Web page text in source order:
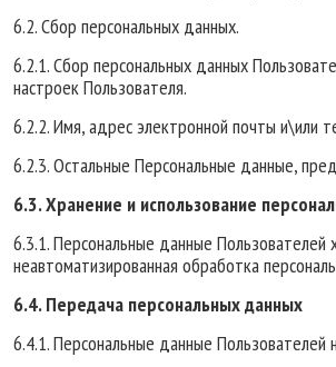
6.2. Сбор персональных данных.
6.2.1. Сбор персональных данных
настроек Пользователя.
6.2.2. Имя, адрес электронной почты и\или
6.2.3. Остальные Персональные данные,
6.3. Хранение и использование
6.3.1. Персональные данные Пользователей
неавтоматизированная обработка
6.4. Передача персональных данных
6.4.1. Персональные данные